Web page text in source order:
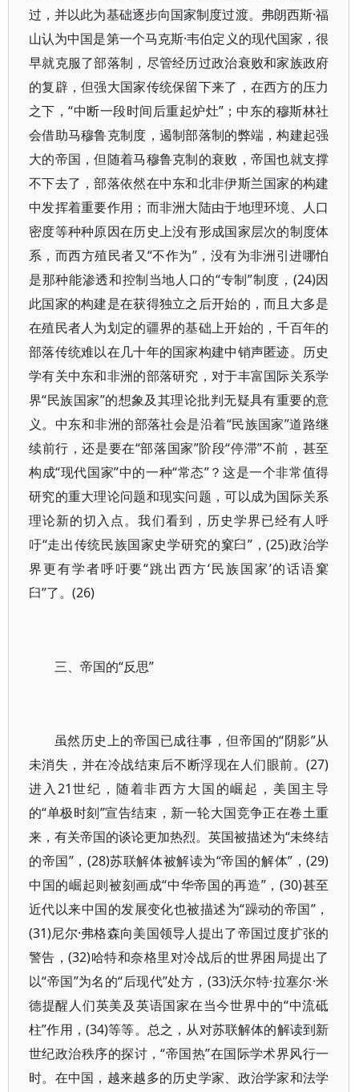
过，并以此为基础逐步向国家制度过渡。弗朗西斯·福
山认为中国是第一个马克斯·韦伯定义的现代国家，很
早就克服了部落制，尽管经历过政治衰败和家族政府
的复辟，但强大国家传统保留下来了，在西方的压力
之下，“中断一段时间后重起炉灶”；中东的穆斯林社
会借助马穆鲁克制度，遏制部落制的弊端，构建起强
大的帝国，但随着马穆鲁克制的衰败，帝国也就支撑
不下去了，部落依然在中东和北非伊斯兰国家的构建
中发挥着重要作用；而非洲大陆由于地理环境、人口
密度等种种原因在历史上没有形成国家层次的制度体
系，而西方殖民者又“不作为”，没有为非洲引进哪怕
是那种能渗透和控制当地人口的“专制”制度，(24)因
此国家的构建是在获得独立之后开始的，而且大多是
在殖民者人为划定的疆界的基础上开始的，千百年的
部落传统难以在几十年的国家构建中销声匿迹。历史
学有关中东和非洲的部落研究，对于丰富国际关系学
界“民族国家”的想象及其理论批判无疑具有重要的意
义。中东和非洲的部落社会是沿着“民族国家”道路继
续前行，还是要在“部落国家”阶段“停滞”不前，甚至
构成“现代国家”中的一种“常态”？这是一个非常值得
研究的重大理论问题和现实问题，可以成为国际关系
理论新的切入点。我们看到，历史学界已经有人呼
吁“走出传统民族国家史学研究的窠臼”，(25)政治学
界更有学者呼吁要“跳出西方‘民族国家’的话语窠
臼”了。(26)
三、帝国的“反思”
虽然历史上的帝国已成往事，但帝国的“阴影”从
未消失，并在冷战结束后不断浮现在人们眼前。(27)
进入21世纪，随着非西方大国的崛起，美国主导
的“单极时刻”宣告结束，新一轮大国竞争正在卷土重
来，有关帝国的谈论更加热烈。英国被描述为“未终结
的帝国”，(28)苏联解体被解读为“帝国的解体”，(29)
中国的崛起则被刻画成“中华帝国的再造”，(30)甚至
近代以来中国的发展变化也被描述为“躁动的帝国”，
(31)尼尔·弗格森向美国领导人提出了帝国过度扩张的
警告，(32)哈特和奈格里对冷战后的世界困局提出了
以“帝国”为名的“后现代”处方，(33)沃尔特·拉塞尔·米
德提醒人们英美及英语国家在当今世界中的“中流砥
柱”作用，(34)等等。总之，从对苏联解体的解读到新
世纪政治秩序的探讨，“帝国热”在国际学术界风行一
时。在中国，越来越多的历史学家、政治学家和法学